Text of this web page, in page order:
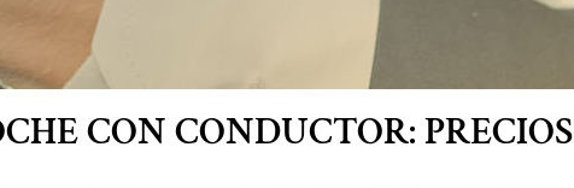
CON CONDUCTOR: PRECIOS